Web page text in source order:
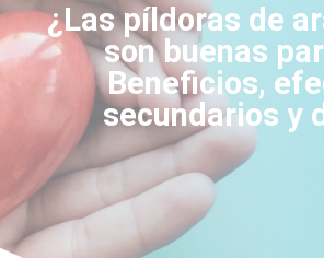
¿Las píldoras de
son buenas
Beneficios,
secundarios y